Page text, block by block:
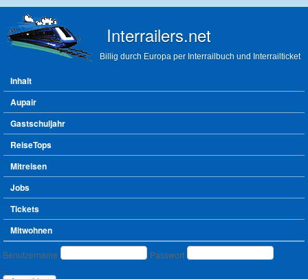
Interrailers.net
Billig durch Europa per Interrailbuch und Interrailticket
Hauptmenü
Inhalt
Aupair
Gastschuljahr
ReiseTops
Mitreisen
Jobs
Tickets
Mitwohnen
Benutzeranmeldung
Benutzername Passwort